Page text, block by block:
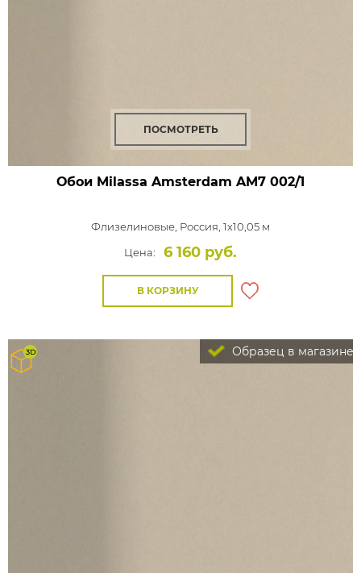
ПОСМОТРЕТЬ
Обои Milassa Amsterdam AM7 002/1
Флизелиновые, Россия, 1x10,05 м
Цена:
6 160 руб.
В КОРЗИНУ
Образец в магазине